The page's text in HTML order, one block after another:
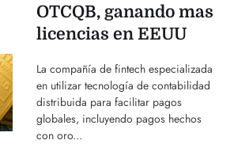
OTCQB, ganando mas
licencias en EEUU
La compañía de fintech especializada
en utilizar tecnología de contabilidad
distribuida para facilitar pagos
globales, incluyendo pagos hechos
con oro...